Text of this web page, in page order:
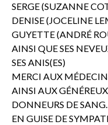
SERGE (SUZANNE
DENISE (JOCELINE
GUYETTE (ANDRÉ
AINSI QUE SES
SES ANIS(ES)
MERCI AUX
AINSI AUX GÉNÉREUX
DONNEURS DE SANG.
EN GUISE DE